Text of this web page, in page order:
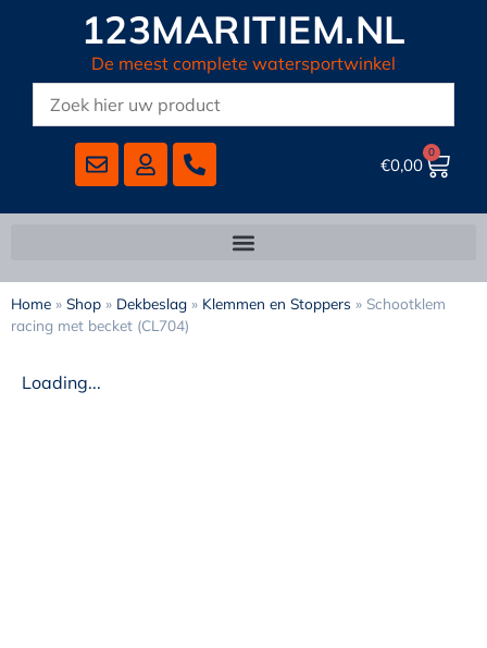
123MARITIEM.NL
De meest complete watersportwinkel
€0,00
0
Home » Shop » Dekbeslag » Klemmen en Stoppers » Schootklem
racing met becket (CL704)
Loading...